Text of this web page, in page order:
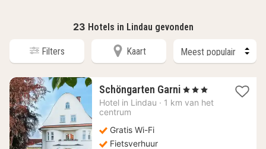
23 Hotels in Lindau gevonden
Filters Kaart
Schöngarten Garni 1
nacht
, 3 Sterren
Hotel in Lindau · 1 km van het
centrum
Gratis Wi-Fi
Fietsverhuur